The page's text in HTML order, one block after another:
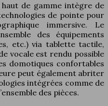
de gamme intègre de
de pointe pour
immersive. Le
des équipements
etc.) via tablette tactile,
vocale est rendu possible
domotiques confortables
peut également abriter
intégrées comme de
des pièces.